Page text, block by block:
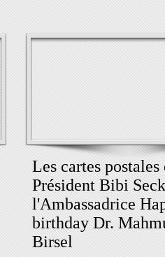
Les cartes postales
Président Bibi
l'Ambassadrice
birthday Dr.
Birsel